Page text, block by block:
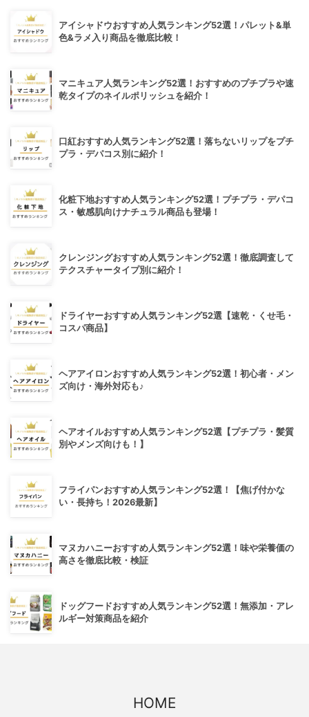
アイシャドウおすすめ人気ランキング52選！パレット&単
色&ラメ入り商品を徹底比較！
マニキュア人気ランキング52選！おすすめのプチプラや速
乾タイプのネイルポリッシュを紹介！
口紅おすすめ人気ランキング52選！落ちないリップをプチ
プラ・デパコス別に紹介！
化粧下地おすすめ人気ランキング52選！プチプラ・デパコ
ス・敏感肌向けナチュラル商品も登場！
クレンジングおすすめ人気ランキング52選！徹底調査して
テクスチャータイプ別に紹介！
ドライヤーおすすめ人気ランキング52選【速乾・くせ毛・
コスパ商品】
ヘアアイロンおすすめ人気ランキング52選！初心者・メン
ズ向け・海外対応も♪
ヘアオイルおすすめ人気ランキング52選【プチプラ・髪質
別やメンズ向けも！】
フライパンおすすめ人気ランキング52選！【焦げ付かな
い・長持ち！2026最新】
マヌカハニーおすすめ人気ランキング52選！味や栄養価の
高さを徹底比較・検証
ドッグフードおすすめ人気ランキング52選！無添加・アレ
ルギー対策商品を紹介
HOME